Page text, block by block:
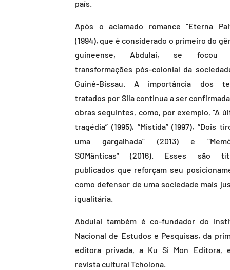
país.
Após o aclamado romance “Eterna
(1994), que é considerado o primeiro do
guineense, Abdulai, se focou
transformações pós-colonial da
Guiné-Bissau. A importância dos
tratados por Sila continua a ser
obras seguintes, como, por exemplo, “A
tragédia” (1995), “Mistida” (1997), “Dois
uma gargalhada” (2013) e
SOMânticas” (2016). Esses são
publicados que reforçam seu
como defensor de uma sociedade mais
igualitária.
Abdulai também é co-fundador do
Nacional de Estudos e Pesquisas, da
editora privada, a Ku Si Mon Editora,
revista cultural Tcholona.